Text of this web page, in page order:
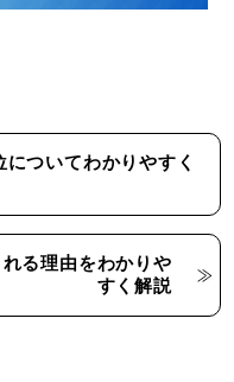
ついてわかりやすく
る理由をわかりや
すく解説